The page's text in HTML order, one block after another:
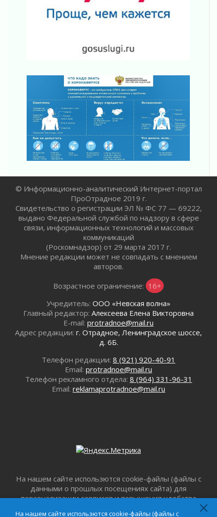
Уроки безопасности для детей и взрослых
03 августа 2026
Ленобласть отметила заслуги жителей перед
регионом и страной
02 августа 2026
Ладога — не пруд
02 августа 2026
ПСК через Гослуслуги напомнит жителям
Ленинградской области о неоплаченных
счетах
Пропавшего подростка нашли в Кировском
районе Ленобласти
02 августа 2026
Жителям Ленобласти напомнили, как
действовать при укусе клеща
В Ивангороде назвали новых почетных
граждан Ленинградской области
Готовность №1
Километровые столбы «Дороги жизни»
отправили на реставрацию
Ленобласть внедрила передовую подготовку
02 августа 2026
В Ивангороде появилась «Избушка-
воробушка»
02 августа 2026
В Ленобласти открылась экспозиция к 150-
Лето без гаджетов
01 августа 2026
Болезнь девственниц и вампиров
© Информационно-аналитический Интернет-портал
ПроОтрадное 2019 г.
Свидетельство о регистрации ЭЛ № ФС 77 — 69222,
выдано Федеральной службой по надзору в сфере
связи, информационных технологий и массовых
коммуникаций
(Роскомнадзор) от 29 марта 2017 г.
Мнение редакции может не совпадать с мнением
авторов.
Возрастное ограничение: 16+
Учредитель: ООО «Невская волна»
Главный редактор: Алексеева Елена Викторовна
E-mail: protradnoe@mail.ru
Адрес редакции: г. Отрадное, Ленинградское шоссе,
д. 6Б.
Телефон редакции: 8 (921) 920-40-91
Email: protradnoe@mail.ru
Телефон рекламного отдела: 8 (964) 331-96-31
Email: reklamaprotradnoe@mail.ru
На нашем сайте использются cookie-файлы (файлы с
данными о прошлых посещениях сайта) для
персонализации сервисов и повышения удобства
На нашем сайте использются cookie-файлы (файлы с